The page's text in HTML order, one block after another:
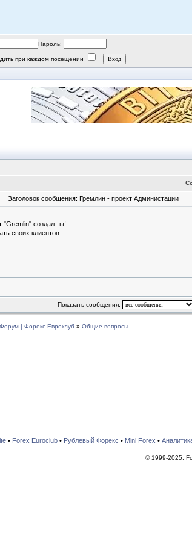
Пароль:
при каждом посещении
Заголовок сообщения: Гремлин - проект Администации
"Gremlin" создал ты!
своих клиентов.
Показать сообщения:
| Форекс Евроклуб » Общие вопросы
• Forex Euroclub• Рублевый Форекс • Mini Forex •
© 1999-2025,